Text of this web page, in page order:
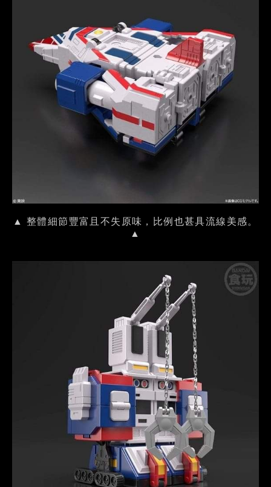
▲ 整體細節豐富且不失原味，比例也甚具流線美感。
▲